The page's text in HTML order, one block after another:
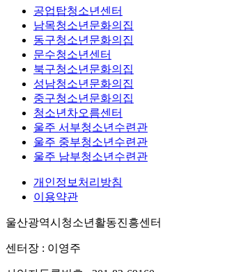
공업탑청소년센터
남목청소년문화의집
동구청소년문화의집
문수청소년센터
북구청소년문화의집
성남청소년문화의집
중구청소년문화의집
청소년차오름센터
울주 서부청소년수련관
울주 중부청소년수련관
울주 남부청소년수련관
개인정보처리방침
이용약관
울산광역시청소년활동진흥센터
센터장 : 이영주